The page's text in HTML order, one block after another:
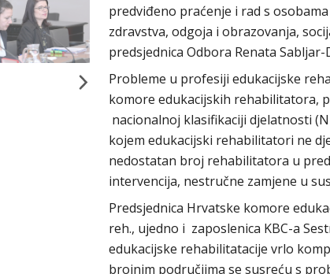
predviđeno praćenje i rad s
zdravstva, odgoja i obrazovanja,
predsjednica Odbora Renata Sabljar-
Probleme u profesiji edukacijske
komore edukacijskih rehabilitatora,
nacionalnoj klasifikaciji djelatnosti
kojem edukacijski rehabilitatori ne
nedostatan broj rehabilitatora u
intervencija, nestručne zamjene u
Predsjednica Hrvatske komore
reh., ujedno i zaposlenica KBC-a
edukacijske rehabilitatacije vrlo
brojnim područjima se susreću s